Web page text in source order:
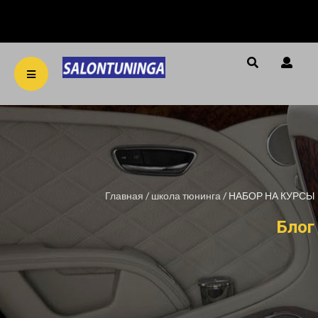
Главная / школа тюнинга /НАБОР НА КУРСЫ
Блог